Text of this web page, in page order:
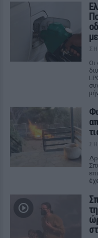
Οι